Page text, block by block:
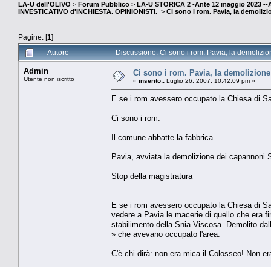
LA-U dell'OLIVO > Forum Pubblico > LA-U STORICA 2 -Ante 12 maggio 2023 --
INVESTICATIVO d'INCHIESTA. OPINIONISTI. > Ci sono i rom. Pavia, la
Pagine: [1]
Autore
Discussione: Ci sono i rom. Pavia, la
Admin
Utente non iscritto
Ci sono i rom. Pavia, la
« inserito:: Luglio 26, 2007, 10:42:09 pm »
E se i rom avessero occupato la Chiesa di
Ci sono i rom.
Il comune abbatte la fabbrica
Pavia, avviata la demolizione dei capannoni
Stop della magistratura
E se i rom avessero occupato la Chiesa di
vedere a Pavia le macerie di quello che era
stabilimento della Snia Viscosa. Demolito
» che avevano occupato l'area.
C'è chi dirà: non era mica il Colosseo! Non